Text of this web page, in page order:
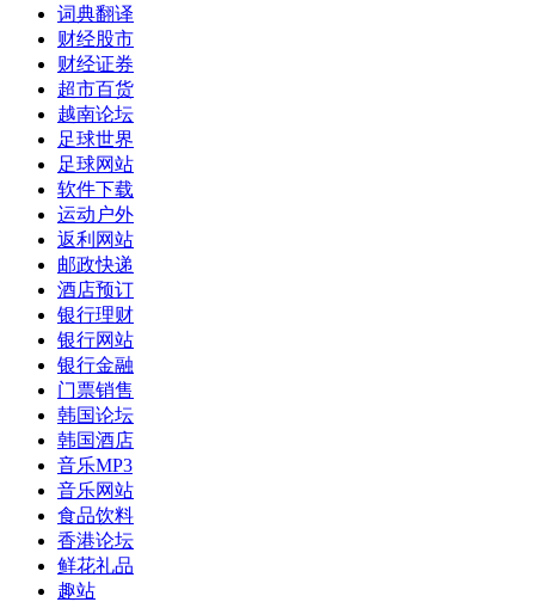
词典翻译
财经股市
财经证券
超市百货
越南论坛
足球世界
足球网站
软件下载
运动户外
返利网站
邮政快递
酒店预订
银行理财
银行网站
银行金融
门票销售
韩国论坛
韩国酒店
音乐MP3
音乐网站
食品饮料
香港论坛
鲜花礼品
趣站